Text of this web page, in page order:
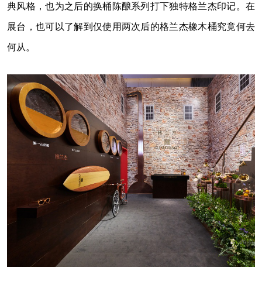
典风格，也为之后的换桶陈酿系列打下独特格兰杰印记。在
展台，也可以了解到仅使用两次后的格兰杰橡木桶究竟何去
何从。